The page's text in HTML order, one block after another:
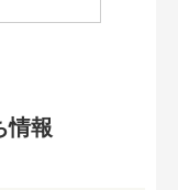
情報